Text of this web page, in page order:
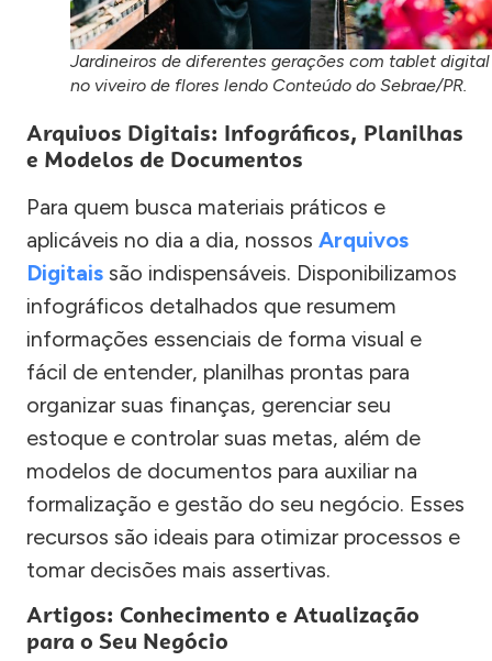
Jardineiros de diferentes gerações com tablet digital
no viveiro de flores lendo Conteúdo do Sebrae/PR.
Arquivos Digitais: Infográficos, Planilhas
e Modelos de Documentos
Para quem busca materiais práticos e
aplicáveis no dia a dia, nossos Arquivos
Digitais são indispensáveis. Disponibilizamos
infográficos detalhados que resumem
informações essenciais de forma visual e
fácil de entender, planilhas prontas para
organizar suas finanças, gerenciar seu
estoque e controlar suas metas, além de
modelos de documentos para auxiliar na
formalização e gestão do seu negócio. Esses
recursos são ideais para otimizar processos e
tomar decisões mais assertivas.
Artigos: Conhecimento e Atualização
para o Seu Negócio